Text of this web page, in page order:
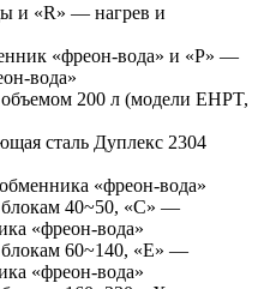
и «R» — нагрев и
«фреон-вода» и «P» —
вода»
200 л (модели EHPT,
сталь Дуплекс 2304
«фреон-вода»
блокам 40~50, «C» —
«фреон-вода»
блокам 60~140, «E» —
«фреон-вода»